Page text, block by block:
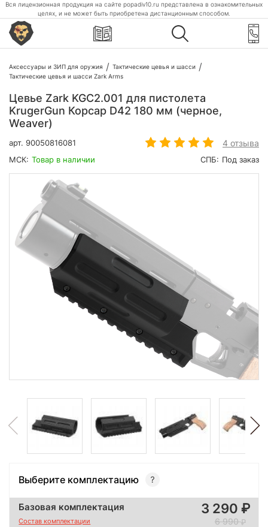
Вся лицензионная продукция на сайте popadiv10.ru представлена в ознакомительных
целях, и не может быть приобретена дистанционным способом.
Аксессуары и ЗИП для оружия
Тактические цевья и шасси
Тактические цевья и шасси Zark Arms
Цевье Zark KGC2.001 для пистолета
KrugerGun Корсар D42 180 мм (черное,
Weaver)
арт. 90050816081 4 отзыва
МСК: Товар в наличии СПБ: Под заказ
Выберите комплектацию
Базовая комплектация
Состав комплектации
3 290
6 990